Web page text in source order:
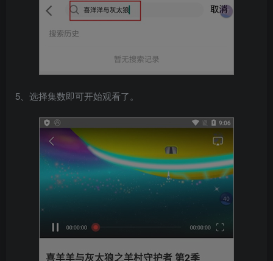
5、选择集数即可开始观看了。